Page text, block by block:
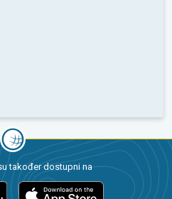
također dostupni na